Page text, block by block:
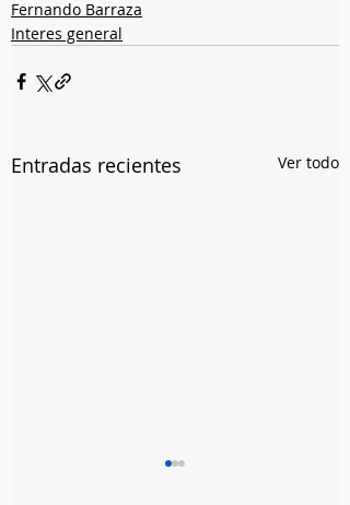
Fernando Barraza
Interes general
Entradas recientes Ver todo